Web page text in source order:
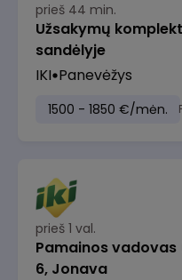
prieš 44 min.
Užsakymų
sandėlyje
IKI Panevėžys
1500 - 1850 €/mėn.
prieš 1 val.
Pamainos
6, Jonava